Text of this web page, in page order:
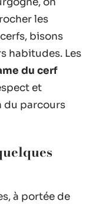
les
bisons
habitudes. Les
du cerf
et
du parcours
à portée de